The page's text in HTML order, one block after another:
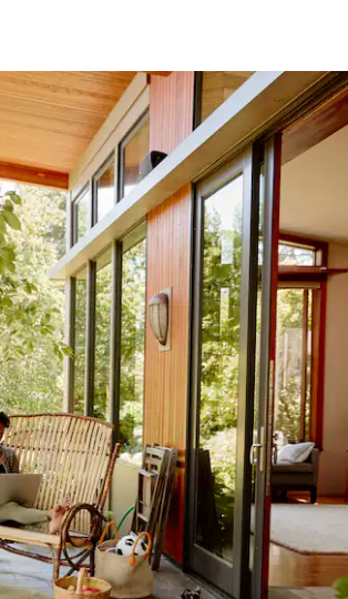
omhoog en omlaag, óf door te tikken of